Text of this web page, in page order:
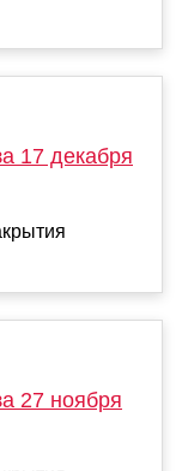
17 декабря
27 ноября